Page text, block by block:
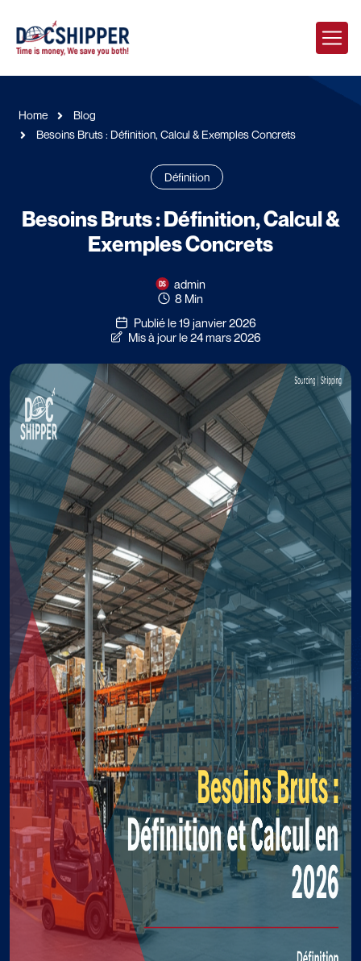
Home
Blog
Besoins Bruts : Définition, Calcul & Exemples Concrets
Définition
Besoins Bruts : Définition, Calcul &
Exemples Concrets
admin
8 Min
Publié le 19 janvier 2026
Mis à jour le 24 mars 2026